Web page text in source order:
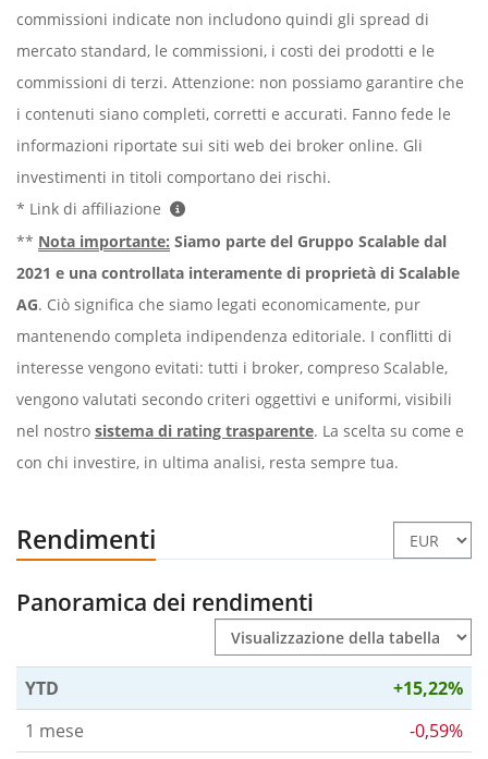
commissioni indicate non includono quindi gli spread di
mercato standard, le commissioni, i costi dei prodotti e le
commissioni di terzi. Attenzione: non possiamo garantire che
i contenuti siano completi, corretti e accurati. Fanno fede le
informazioni riportate sui siti web dei broker online. Gli
investimenti in titoli comportano dei rischi.
* Link di affiliazione
** Nota importante: Siamo parte del Gruppo Scalable dal
2021 e una controllata interamente di proprietà di Scalable
AG. Ciò significa che siamo legati economicamente, pur
mantenendo completa indipendenza editoriale. I conflitti di
interesse vengono evitati: tutti i broker, compreso Scalable,
vengono valutati secondo criteri oggettivi e uniformi, visibili
nel nostro sistema di rating trasparente. La scelta su come e
con chi investire, in ultima analisi, resta sempre tua.
Rendimenti
Panoramica dei rendimenti
YTD
+15,22%
1 mese
-0,59%